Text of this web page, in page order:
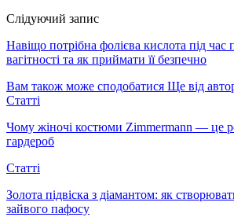
Слідуючий запис
Навіщо потрібна фолієва кислота під час
вагітності та як приймати її безпечно
Вам також може сподобатися Ще від
Статті
Чому жіночі костюми Zimmermann — це
гардероб
Статті
Золота підвіска з діамантом: як
зайвого пафосу